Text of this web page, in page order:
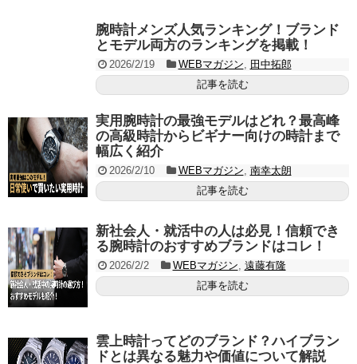
腕時計メンズ人気ランキング！ブランド
とモデル両方のランキングを掲載！
2026/2/19 WEBマガジン, 田中拓郎
記事を読む
実用腕時計の最強モデルはどれ？最高峰
の高級時計からビギナー向けの時計まで
幅広く紹介
2026/2/10 WEBマガジン, 南幸太朗
記事を読む
新社会人・就活中の人は必見！信頼でき
る腕時計のおすすめブランドはコレ！
2026/2/2 WEBマガジン, 遠藤有隆
記事を読む
雲上時計ってどのブランド？ハイブラン
ドとは異なる魅力や価値について解説